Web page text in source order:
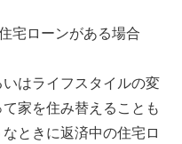
宅ローンがある場合
はライフスタイルの変
家を住み替えることも
ときに返済中の住宅ロ